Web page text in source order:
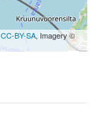
CC-BY-SA, Imagery ©